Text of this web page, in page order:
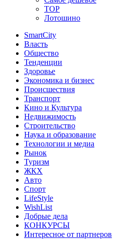
TOP
Лотошино
SmartCity
Власть
Общество
Тенденции
Здоровье
Экономика и бизнес
Происшествия
Транспорт
Кино и Культура
Недвижимость
Строительство
Наука и образование
Технологии и медиа
Рынок
Туризм
ЖКХ
Авто
Спорт
LifeStyle
WishList
Добрые дела
КОНКУРСЫ
Интересное от партнеров